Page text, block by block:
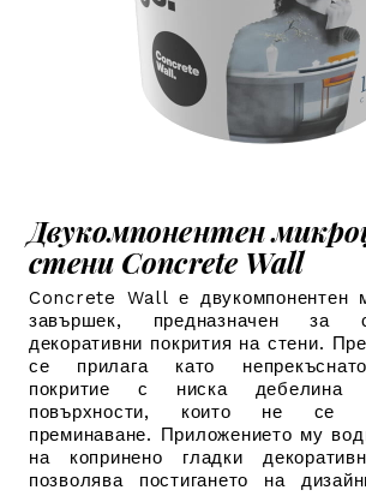
Двукомпонентен
стени Concrete Wall
Concrete Wall е двукомпонентен
завършек, предназначен за
декоративни покрития на стени.
се прилага като
покритие с ниска
повърхности, които не се
преминаване. Приложението му
на копринено гладки
позволява постигането на